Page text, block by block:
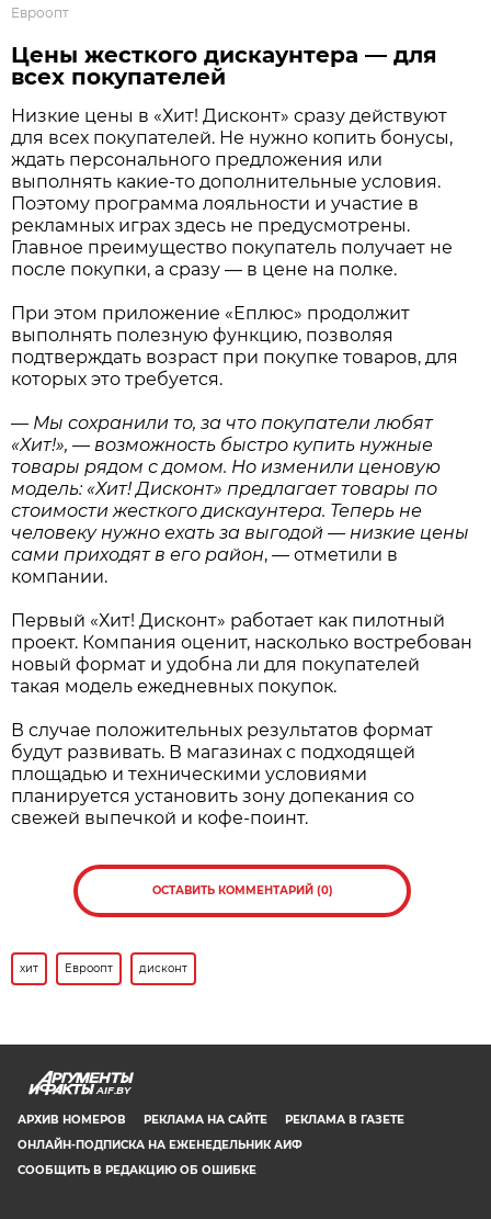
Евроопт
Цены жесткого дискаунтера — для
всех покупателей
Низкие цены в «Хит! Дисконт» сразу действуют
для всех покупателей. Не нужно копить бонусы,
ждать персонального предложения или
выполнять какие-то дополнительные условия.
Поэтому программа лояльности и участие в
рекламных играх здесь не предусмотрены.
Главное преимущество покупатель получает не
после покупки, а сразу — в цене на полке.
При этом приложение «Еплюс» продолжит
выполнять полезную функцию, позволяя
подтверждать возраст при покупке товаров, для
которых это требуется.
— Мы сохранили то, за что покупатели любят
«Хит!», — возможность быстро купить нужные
товары рядом с домом. Но изменили ценовую
модель: «Хит! Дисконт» предлагает товары по
стоимости жесткого дискаунтера. Теперь не
человеку нужно ехать за выгодой — низкие цены
сами приходят в его район, — отметили в
компании.
Первый «Хит! Дисконт» работает как пилотный
проект. Компания оценит, насколько востребован
новый формат и удобна ли для покупателей
такая модель ежедневных покупок.
В случае положительных результатов формат
будут развивать. В магазинах с подходящей
площадью и техническими условиями
планируется установить зону допекания со
свежей выпечкой и кофе-поинт.
ОСТАВИТЬ КОММЕНТАРИЙ (0)
хит Евроопт дисконт
AIF.BY
АРХИВ НОМЕРОВ РЕКЛАМА НА САЙТЕ
РЕКЛАМА В ГАЗЕТЕ
ОНЛАЙН-ПОДПИСКА НА ЕЖЕНЕДЕЛЬНИК АИФ
СООБЩИТЬ В РЕДАКЦИЮ ОБ ОШИБКЕ